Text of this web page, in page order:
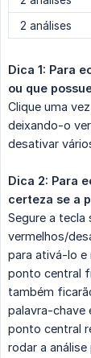
2 análises
Dica 1: Para
ou que
Clique uma
deixando-o
desativar
Dica 2: Para
certeza se a
Segure a
vermelhos/
para ativá-lo e
ponto central
também
palavra-chave
ponto central
rodar a